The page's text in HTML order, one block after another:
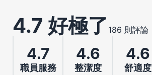
4.7 好極了 186 則評論
4.7
職員服務
4.6
整潔度
4.6
舒適度